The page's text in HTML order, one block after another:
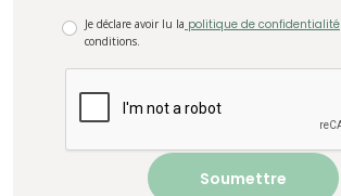
Je déclare avoir lu la politique de confidentialité
conditions.